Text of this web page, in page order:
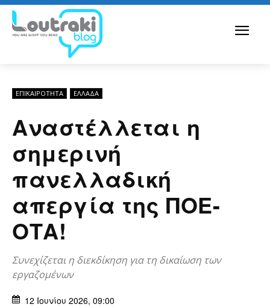
ΕΠΙΚΑΙΡΟΤΗΤΑ ΕΛΛΆΔΑ
Αναστέλλεται η
σημερινή
πανελλαδική
απεργία της ΠΟΕ-
ΟΤΑ!
Συνεχίζεται η διεκδίκηση για τη δικαίωση των
εργαζομένων
12 Ιουνίου 2026, 09:00